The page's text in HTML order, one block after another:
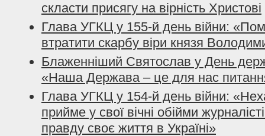
скласти присягу на вірність Христові
Глава УГКЦ у 155-й день війни:
втратити скарбу віри князя
Блаженніший Святослав у День
«Наша Держава – це для нас
Глава УГКЦ у 154-й день війни:
прийме у свої вічні обійми
правду своє життя в Україні»